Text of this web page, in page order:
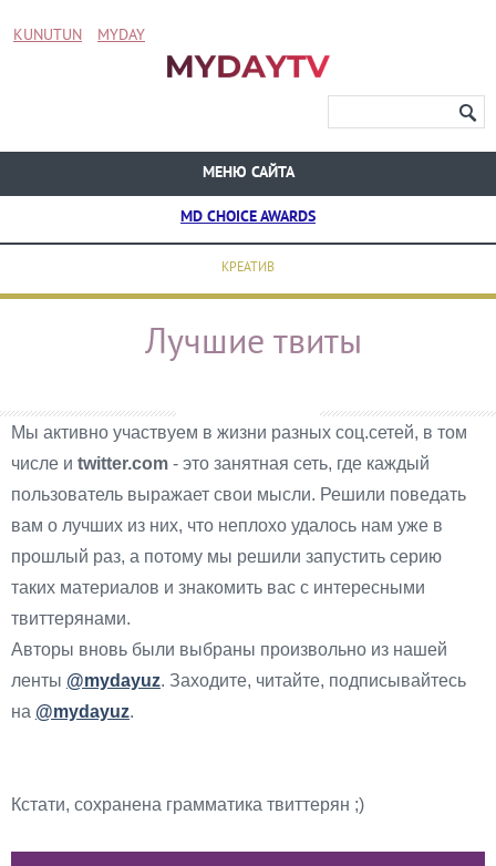
KUNUTUN MYDAY
МЕНЮ САЙТА
MD CHOICE AWARDS
КРЕАТИВ
Лучшие твиты
Мы активно участвуем в жизни разных соц.сетей, в том
числе и twitter.com - это занятная сеть, где каждый
пользователь выражает свои мысли. Решили поведать
вам о лучших из них, что неплохо удалось нам уже в
прошлый раз, а потому мы решили запустить серию
таких материалов и знакомить вас с интересными
твиттерянами.
Авторы вновь были выбраны произвольно из нашей
ленты @mydayuz. Заходите, читайте, подписывайтесь
на @mydayuz.
Кстати, сохранена грамматика твиттерян ;)